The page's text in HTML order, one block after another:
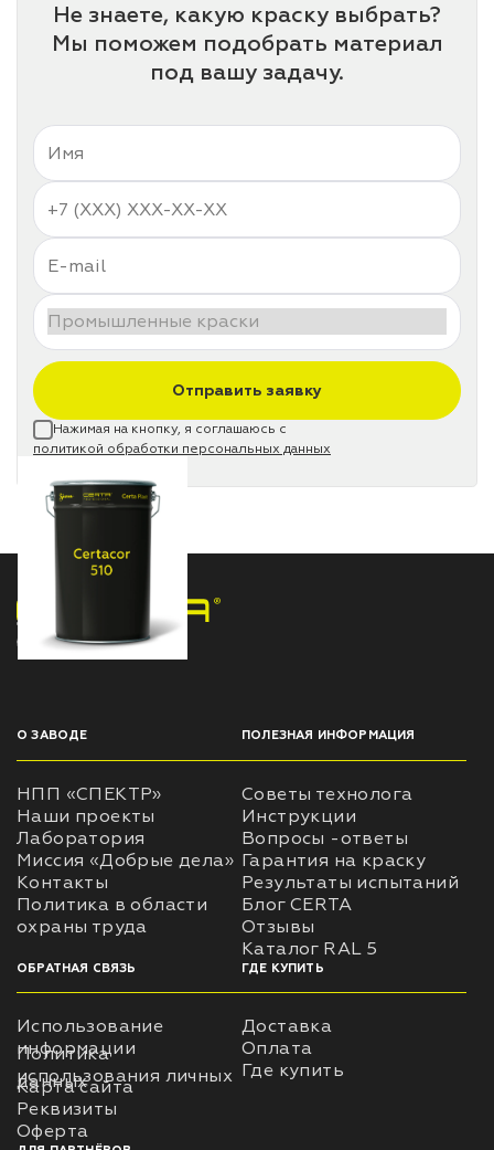
Не знаете, какую краску выбрать?
Мы поможем подобрать материал
под вашу задачу.
Отправить заявку
Нажимая на кнопку, я соглашаюсь с
политикой обработки персональных данных
НПП «СПЕКТР» ЗАВОД ЛАКОКРАСОЧНЫХ МАТЕРИАЛОВ
О ЗАВОДЕ
НПП «СПЕКТР»
Наши проекты
Лаборатория
Миссия «Добрые дела»
Контакты
Политика в области
ПОЛЕЗНАЯ ИНФОРМАЦИЯ
Советы технолога
Инструкции
Вопросы -ответы
Гарантия на краску
Результаты испытаний
Блог CERTA
Отзывы
Каталог RAL 5
ОБРАТНАЯ СВЯЗЬ
Использование
Политика
данных
Карта сайта
Реквизиты
Оферта
ГДЕ КУПИТЬ
Доставка
Оплата
Где купить